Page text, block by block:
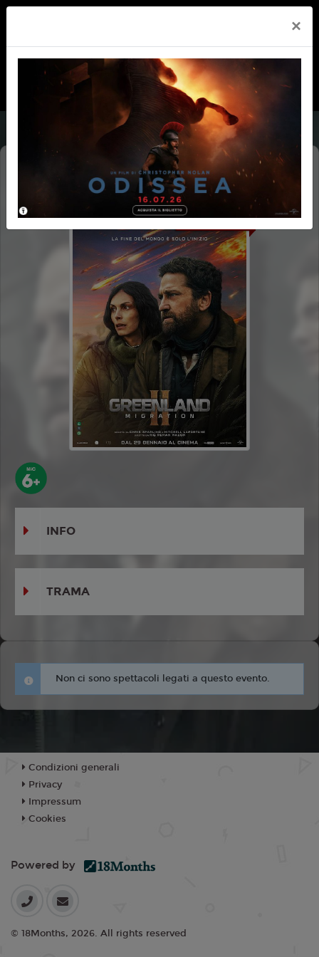
GREENLAND 2: MIGRATION
SUNDAYBREAK
INFO
TRAMA
Non ci sono spettacoli legati a questo evento.
×
Condizioni generali
Privacy
Impressum
Cookies
Powered by
© 18Months, 2026. All rights reserved